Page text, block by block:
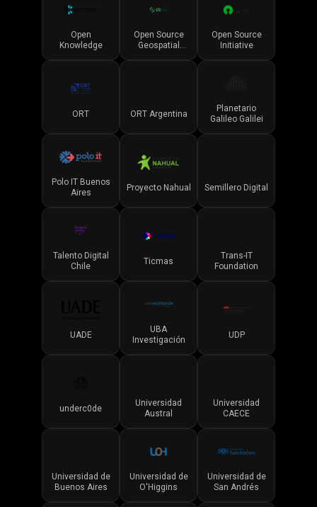
Open
Knowledge
Open Source
Geospatial
Open Source
Initiative
ORT ORT Argentina
Planetario
Galileo Galilei
Polo IT Buenos
Aires
Proyecto Nahual Semillero Digital
Talento Digital
Chile
Ticmas
Trans-IT
Foundation
UADE
UBA
Investigación
UDP
underc0de
Universidad
Austral
Universidad
CAECE
Universidad de
Buenos Aires
Universidad de
O'Higgins
Universidad de
San Andrés